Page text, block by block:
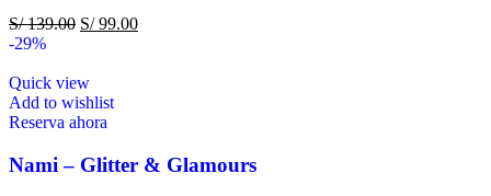
S/139.00 S/99.00
-29%
Quick view
Add to wishlist
Reserva ahora
Nami – Glitter & Glamours